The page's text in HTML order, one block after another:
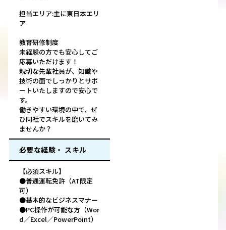
担当エリア:主に東日本エリ
ア
教育研修制度
未経験の方でも安心してご
応募いただけます！
親切な先輩社員が、知識や
技術の面でしっかりとサポ
ートいたしますので安心で
す。
働きやすい環境の中で、ぜ
ひ同社でスキルを磨いてみ
ませんか？
必要な経験・ スキル
【必須スキル】
●普通運転免許（AT限定
可）
●基本的なビジネスマナー
●PC操作が可能な方（Wor
d／Excel／PowerPoint）